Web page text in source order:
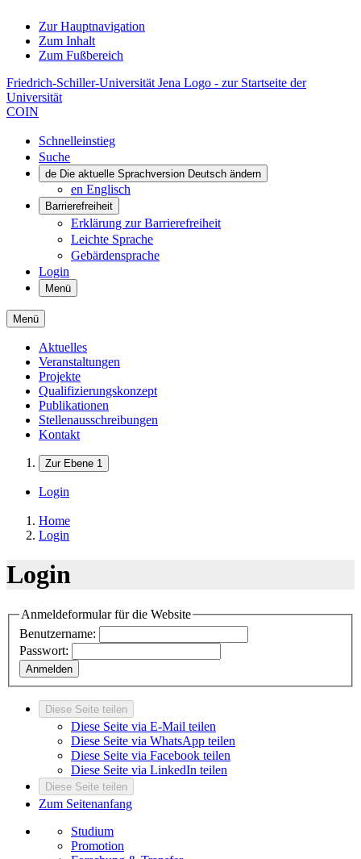
Zur Hauptnavigation
Zum Inhalt
Zum Fußbereich
Friedrich-Schiller-Universität Jena Logo - zur Startseite der
Universität
COIN
Schnelleinstieg
Suche
de Die aktuelle Sprachversion Deutsch ändern
en Englisch
Barrierefreiheit
Erklärung zur Barrierefreiheit
Leichte Sprache
Gebärdensprache
Login
Menü
Menü
Aktuelles
Veranstaltungen
Projekte
Qualifizierungskonzept
Publikationen
Stellenausschreibungen
Kontakt
Zur Ebene 1
Login
Home
Login
Login
Anmeldeformular für die Website
Benutzername:
Passwort:
Anmelden
Diese Seite teilen
Diese Seite via E-Mail teilen
Diese Seite via WhatsApp teilen
Diese Seite via Facebook teilen
Diese Seite via LinkedIn teilen
Diese Seite teilen
Zum Seitenanfang
Studium
Promotion